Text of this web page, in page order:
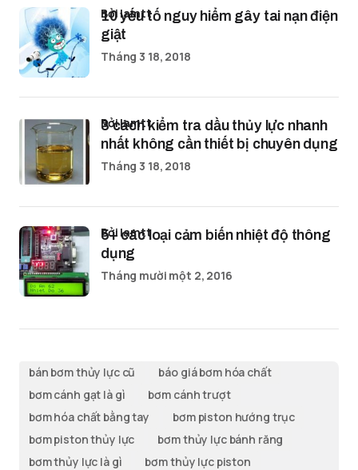
10 yếu tố nguy hiểm gây tai nạn điện
giật
bởi lamtt
Tháng 3 18, 2018
3 cách kiểm tra dầu thủy lực nhanh
nhất không cần thiết bị chuyên dụng
bởi lamtt
Tháng 3 18, 2018
5+ các loại cảm biến nhiệt độ thông
dụng
bởi lamtt
Tháng mười một 2, 2016
bán bơm thủy lực cũ
báo giá bơm hóa chất
bơm cánh gạt là gì
bơm cánh trượt
bơm hóa chất bằng tay
bơm piston hướng trục
bơm piston thủy lực
bơm thủy lực bánh răng
bơm thủy lực là gì
bơm thủy lực piston